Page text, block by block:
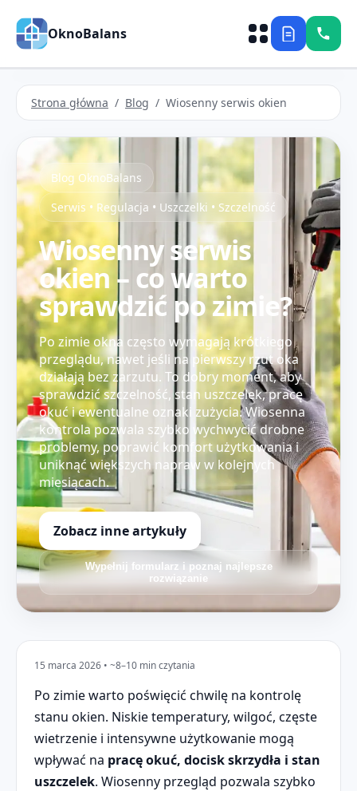
OknoBalans
Strona główna / Blog / Wiosenny serwis okien
Blog OknoBalans
Serwis • Regulacja • Uszczelki • Szczelność
Wiosenny serwis
okien – co warto
sprawdzić po zimie?
Po zimie okna często wymagają krótkiego
przeglądu, nawet jeśli na pierwszy rzut oka
działają bez zarzutu. To dobry moment, aby
sprawdzić szczelność, stan uszczelek, pracę
okuć i ewentualne oznaki zużycia. Wiosenna
kontrola pozwala szybko wychwycić drobne
problemy, poprawić komfort użytkowania i
uniknąć większych napraw w kolejnych
miesiącach.
Zobacz inne artykuły
Wypełnij formularz i poznaj najlepsze
rozwiązanie
15 marca 2026 • ~8–10 min czytania
Po zimie warto poświęcić chwilę na kontrolę
stanu okien. Niskie temperatury, wilgoć, częste
wietrzenie i intensywne użytkowanie mogą
wpływać na pracę okuć, docisk skrzydła i stan
uszczelek. Wiosenny przegląd pozwala szybko